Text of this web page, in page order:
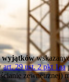
wyjątków
art. 29 ust. 2 pkt 1aa
zewnętrznej)